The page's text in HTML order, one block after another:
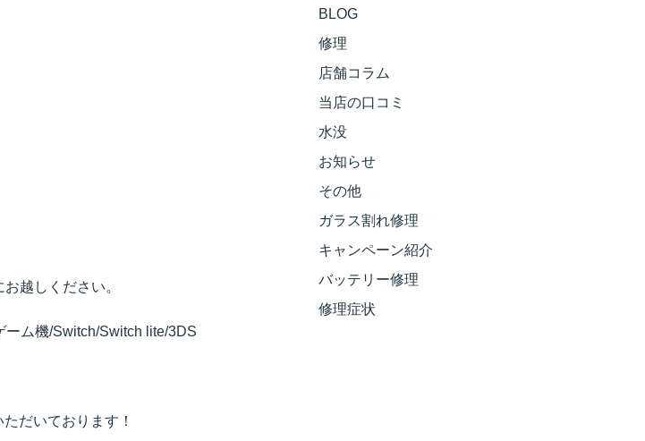
越しください。
ム機/Switch/Switch lite/3DS
だいております！
BLOG
修理
店舗コラム
当店の口コミ
水没
お知らせ
その他
ガラス割れ修理
キャンペーン紹介
バッテリー修理
修理症状